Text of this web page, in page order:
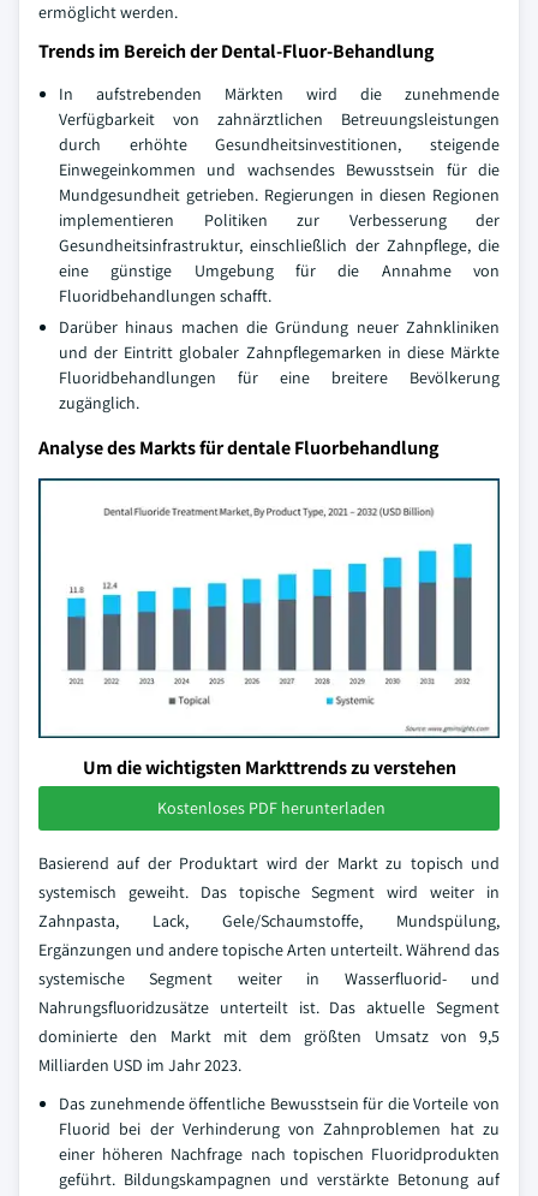
ermöglicht werden.
Trends im Bereich der Dental-Fluor-Behandlung
In aufstrebenden Märkten wird die zunehmende
Verfügbarkeit von zahnärztlichen Betreuungsleistungen
durch erhöhte Gesundheitsinvestitionen, steigende
Einwegeinkommen und wachsendes Bewusstsein für die
Mundgesundheit getrieben. Regierungen in diesen Regionen
implementieren Politiken zur Verbesserung der
Gesundheitsinfrastruktur, einschließlich der Zahnpflege, die
eine günstige Umgebung für die Annahme von
Fluoridbehandlungen schafft.
Darüber hinaus machen die Gründung neuer Zahnkliniken
und der Eintritt globaler Zahnpflegemarken in diese Märkte
Fluoridbehandlungen für eine breitere Bevölkerung
zugänglich.
Analyse des Markts für dentale Fluorbehandlung
Um die wichtigsten Markttrends zu verstehen
Kostenloses PDF herunterladen
Basierend auf der Produktart wird der Markt zu topisch und
systemisch geweiht. Das topische Segment wird weiter in
Zahnpasta, Lack, Gele/Schaumstoffe, Mundspülung,
Ergänzungen und andere topische Arten unterteilt. Während das
systemische Segment weiter in Wasserfluorid- und
Nahrungsfluoridzusätze unterteilt ist. Das aktuelle Segment
dominierte den Markt mit dem größten Umsatz von 9,5
Milliarden USD im Jahr 2023.
Das zunehmende öffentliche Bewusstsein für die Vorteile von
Fluorid bei der Verhinderung von Zahnproblemen hat zu
einer höheren Nachfrage nach topischen Fluoridprodukten
geführt. Bildungskampagnen und verstärkte Betonung auf